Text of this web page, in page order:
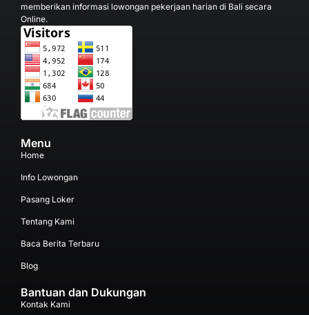
memberikan informasi lowongan pekerjaan harian di Bali secara
Online.
Menu
Home
Info Lowongan
Pasang Loker
Tentang Kami
Baca Berita Terbaru
Blog
Bantuan dan Dukungan
Kontak Kami